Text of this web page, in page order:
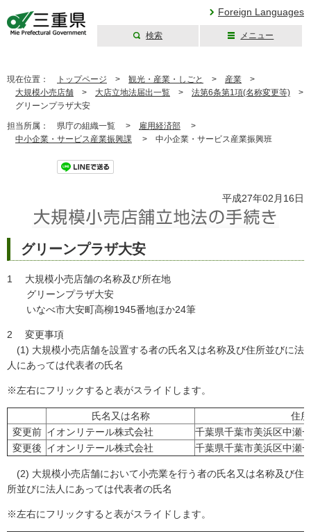
Foreign Languages
検索 メニュー
現在位置： トップページ > 観光・産業・しごと > 産業 >
大規模小売店舗 > 大店立地法届出一覧 > 法第6条第1項(名称変更等) >
グリーンプラザ大安
担当所属： 県庁の組織一覧 > 雇用経済部 >
中小企業・サービス産業振興課 > 中小企業・サービス産業振興班
平成27年02月16日
グリーンプラザ大安
1 大規模小売店舗の名称及び所在地
グリーンプラザ大安
いなべ市大安町高柳1945番地ほか24筆
2 変更事項
(1) 大規模小売店舗を設置する者の氏名又は名称及び住所並びに法
人にあっては代表者の氏名
※左右にフリックすると表がスライドします。
氏名又は名称
住所
変更前 イオンリテール株式会社
千葉県千葉市美浜区中瀬
変更後 イオンリテール株式会社 千葉県千葉市美浜区中瀬
(2) 大規模小売店舗において小売業を行う者の氏名又は名称及び住
所並びに法人にあっては代表者の氏名
※左右にフリックすると表がスライドします。